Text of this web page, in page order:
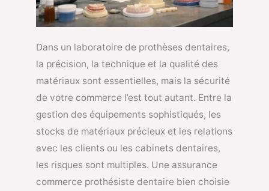
Dans un laboratoire de prothèses dentaires,
la précision, la technique et la qualité des
matériaux sont essentielles, mais la sécurité
de votre commerce l’est tout autant. Entre la
gestion des équipements sophistiqués, les
stocks de matériaux précieux et les relations
avec les clients ou les cabinets dentaires,
les risques sont multiples. Une assurance
commerce prothésiste dentaire bien choisie